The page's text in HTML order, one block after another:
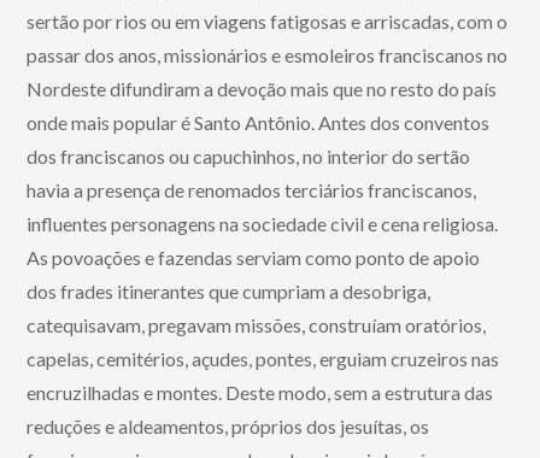
sertão por rios ou em viagens fatigosas e arriscadas, com o
passar dos anos, missionários e esmoleiros franciscanos no
Nordeste difundiram a devoção mais que no resto do país
onde mais popular é Santo Antônio. Antes dos conventos
dos franciscanos ou capuchinhos, no interior do sertão
havia a presença de renomados terciários franciscanos,
influentes personagens na sociedade civil e cena religiosa.
As povoações e fazendas serviam como ponto de apoio
dos frades itinerantes que cumpriam a desobriga,
catequisavam, pregavam missões, construíam oratórios,
capelas, cemitérios, açudes, pontes, erguiam cruzeiros nas
encruzilhadas e montes. Deste modo, sem a estrutura das
reduções e aldeamentos, próprios dos jesuítas, os